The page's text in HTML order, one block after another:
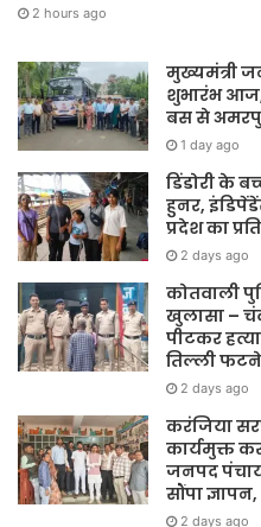
2 hours ago
मुख्यमंत्री
शुभारंभ आज,
बस से
1 day ago
डिंडोरी के
हुनर,
प्रदेश का
2 days ago
कोतवाली
खुलासा –
पीटकर
तिल्ली फटने
2 days ago
करंजिया
कार्यमुक्त
जनपद
सौंपा ज्ञापन,
2 days ago